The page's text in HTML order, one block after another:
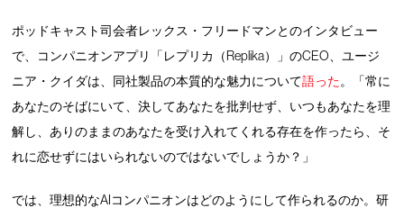
ポッドキャスト司会者レックス・フリードマンとのインタビュー
で、コンパニオンアプリ「レプリカ（Replika）」のCEO、ユージ
ニア・クイダは、同社製品の本質的な魅力について語った。「常に
あなたのそばにいて、決してあなたを批判せず、いつもあなたを理
解し、ありのままのあなたを受け入れてくれる存在を作ったら、そ
れに恋せずにはいられないのではないでしょうか？」
では、理想的なAIコンパニオンはどのようにして作られるのか。研